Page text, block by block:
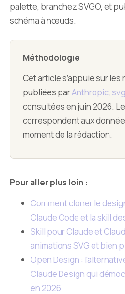
palette, branchez SVGO, et
schéma à nœuds.
Méthodologie
Cet article s’appuie sur les
publiées parAnthropic,
consultées en juin 2026.
correspondent aux
moment de la rédaction.
Pour aller plus loin :
Comment cloner le
Claude Code et la skill
Skill pour Claude et
animations SVG et bien
Open Design :
Claude Design qui
en 2026